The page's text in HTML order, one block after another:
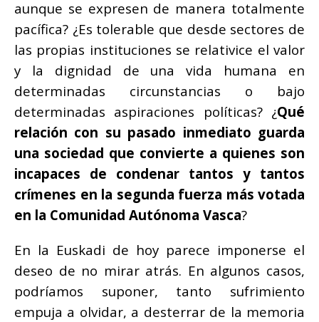
aunque se expresen de manera totalmente
pacífica? ¿Es tolerable que desde sectores de
las propias instituciones se relativice el valor
y la dignidad de una vida humana en
determinadas circunstancias o bajo
determinadas aspiraciones políticas? ¿Qué
relación con su pasado inmediato guarda
una sociedad que convierte a quienes son
incapaces de condenar tantos y tantos
crímenes en la segunda fuerza más votada
en la Comunidad Autónoma Vasca?
En la Euskadi de hoy parece imponerse el
deseo de no mirar atrás. En algunos casos,
podríamos suponer, tanto sufrimiento
empuja a olvidar, a desterrar de la memoria